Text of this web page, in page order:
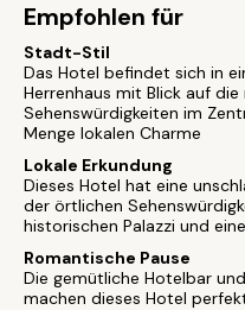
Empfohlen für
Stadt-Stil
Das Hotel befindet sich in
Herrenhaus mit Blick auf
Sehenswürdigkeiten im
Menge lokalen Charme
Lokale Erkundung
Dieses Hotel hat eine
der örtlichen
historischen Palazzi und
Romantische Pause
Die gemütliche Hotelbar
machen dieses Hotel